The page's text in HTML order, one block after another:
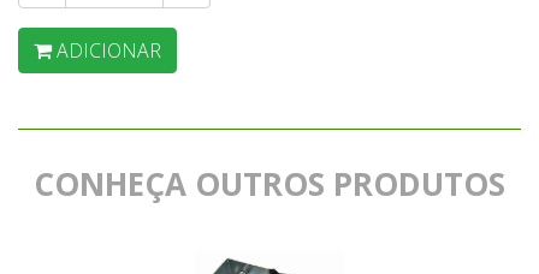
ADICIONAR
CONHEÇA OUTROS PRODUTOS